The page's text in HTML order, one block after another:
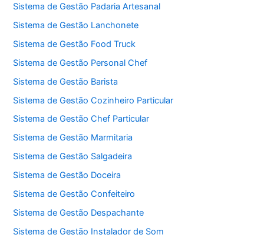
Sistema de Gestão Padaria Artesanal
Sistema de Gestão Lanchonete
Sistema de Gestão Food Truck
Sistema de Gestão Personal Chef
Sistema de Gestão Barista
Sistema de Gestão Cozinheiro Particular
Sistema de Gestão Chef Particular
Sistema de Gestão Marmitaria
Sistema de Gestão Salgadeira
Sistema de Gestão Doceira
Sistema de Gestão Confeiteiro
Sistema de Gestão Despachante
Sistema de Gestão Instalador de Som